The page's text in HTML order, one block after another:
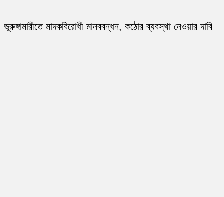
ভূরুঙ্গামারীতে মাদকবিরোধী মানববন্ধন, কঠোর ব্যবস্থা নেওয়ার দাবি